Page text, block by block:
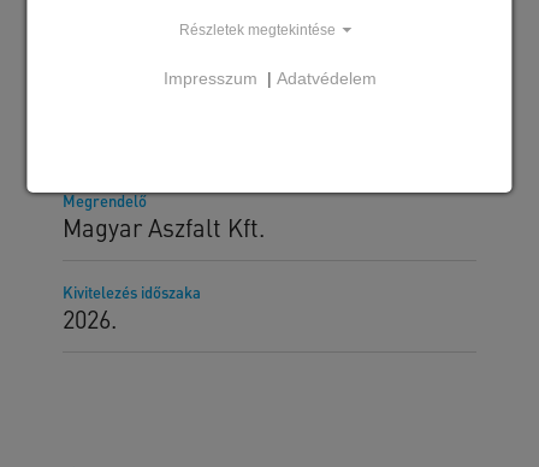
Megrendelő
Magyar Aszfalt Kft.
Kivitelezés időszaka
2026.
Részletek megtekintése
Impresszum | Adatvédelem